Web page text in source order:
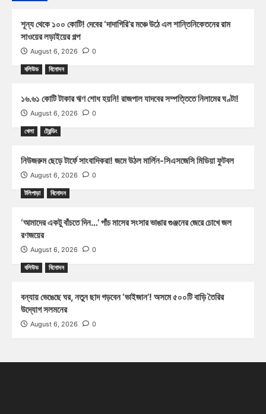
শূন্য থেকে ১০০ কোটি! দেবের ‘দাদাগিরি’র মঞ্চে উঠে এল শান্তিনিকেতনের রাম
সাওয়ের লড়াইয়ের গল্প
August 6, 2026 0
বলিউড বিনোদন
১৬.৬১ কোটি টাকার ঋণ শোধ হয়নি! রাজপাল যাদবের সম্পত্তিতে নিলামের ঘণ্টা!
August 6, 2026 0
খেলা ট্রেন্ডিং
নিউজরুম ছেড়ে টার্ফে সাংবাদিকরা! জমে উঠল মার্লিন-সিএসজেসি মিডিয়া ফুটবল
August 6, 2026 0
টলিপাড়া বিনোদন
‘আমাদের একটু বাঁচতে দিন…’ পাঁচ মাসের সংসার ভাঙার গুঞ্জনের জেরে চোখে জল
রণজয়ের
August 6, 2026 0
বলিউড বিনোদন
বন্যায় ভেঙেছে ঘর, নতুন ছাদ গড়বেন ‘ভাইজান’! অসমে ৫০০টি বাড়ি তৈরির
উদ্যোগ সলমনের
August 6, 2026 0